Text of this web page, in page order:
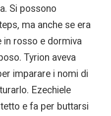
Si possono
ma anche se era
in rosso e dormiva
Tyrion aveva
imparare i nomi di
Ezechiele
e fa per buttarsi